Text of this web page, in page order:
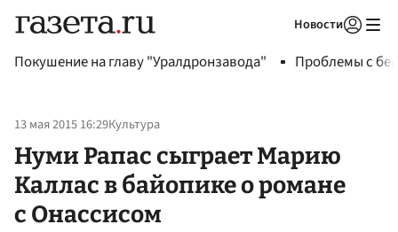
Новости
Покушение на главу "Уралдронзавода" Проблемы с
13 мая 2015 16:29Культура
Нуми Рапас сыграет Марию
Каллас в байопике о романе
с Онассисом